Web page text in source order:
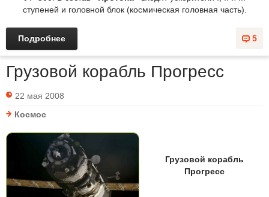
ступеней и головной блок (космическая головная часть).
5
Подробнее
Грузовой корабль Прогресс
22 мая 2008
Космос
Грузовой корабль
Прогресс